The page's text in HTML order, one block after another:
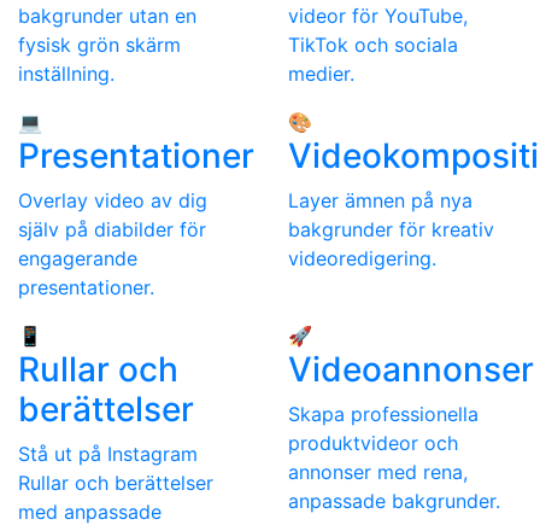
bakgrunder utan en
fysisk grön skärm
inställning.
videor för YouTube,
TikTok och sociala
medier.
💻
Presentationer
Overlay video av dig
själv på diabilder för
engagerande
presentationer.
🎨
Layer ämnen på nya
bakgrunder för kreativ
videoredigering.
📱
Rullar och
berättelser
Stå ut på Instagram
Rullar och berättelser
med anpassade
🚀
Videoannonser
Skapa professionella
produktvideor och
annonser med rena,
anpassade bakgrunder.